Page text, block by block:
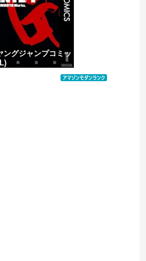
ングジャンプコミッ
価格：¥100